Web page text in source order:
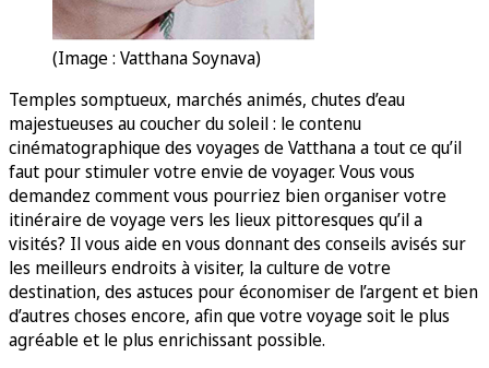
(Image : Vatthana Soynava)
Temples somptueux, marchés animés, chutes d’eau
majestueuses au coucher du soleil : le contenu
cinématographique des voyages de Vatthana a tout ce qu’il
faut pour stimuler votre envie de voyager. Vous vous
demandez comment vous pourriez bien organiser votre
itinéraire de voyage vers les lieux pittoresques qu’il a
visités? Il vous aide en vous donnant des conseils avisés sur
les meilleurs endroits à visiter, la culture de votre
destination, des astuces pour économiser de l’argent et bien
d’autres choses encore, afin que votre voyage soit le plus
agréable et le plus enrichissant possible.